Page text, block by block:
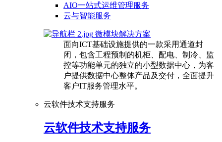
AIO一站式运维管理服务
云与智能服务
微模块解决方案
面向ICT基础设施提供的一款采用通道封
闭，包含工程预制的机柜、配电、制冷、监
控等功能单元的独立的小型数据中心，为客
户提供数据中心整体产品及交付，全面提升
客户IT服务管理水平。
云软件技术支持服务
云软件技术支持服务